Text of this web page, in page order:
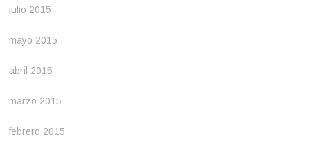
julio 2015
mayo 2015
abril 2015
marzo 2015
febrero 2015